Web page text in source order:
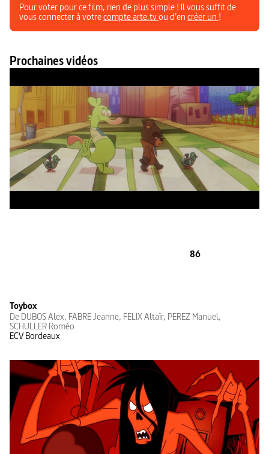
Pour voter pour ce film, rien de plus simple ! Il vous suffit de
vous connecter à votrecompte arte.tvou d’encréer un !
Prochaines vidéos
86
Toybox
De DUBOS Alex, FABRE Jeanne, FELIX Altaïr, PEREZ Manuel,
SCHULLER Roméo
ECV Bordeaux